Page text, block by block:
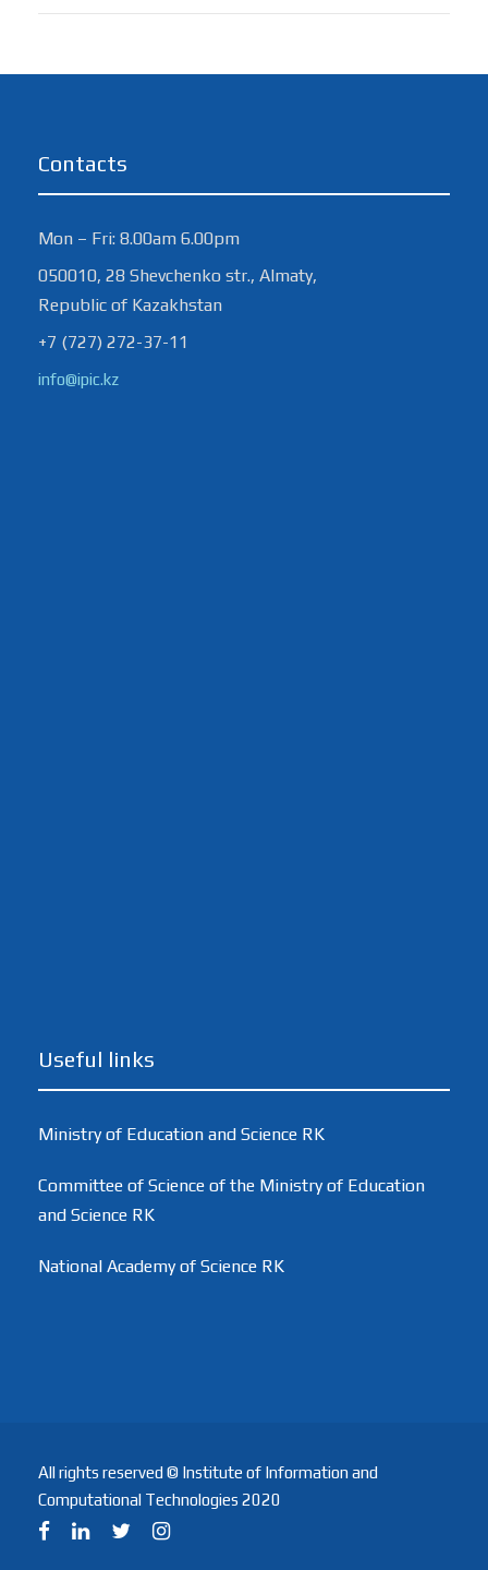
Contacts
Mon – Fri: 8.00am 6.00pm
050010, 28 Shevchenko str., Almaty,
Republic of Kazakhstan
+7 (727) 272-37-11
info@ipic.kz
Useful links
Ministry of Education and Science RK
Committee of Science of the Ministry of Education
and Science RK
National Academy of Science RK
All rights reserved © Institute of Information and
Computational Technologies 2020